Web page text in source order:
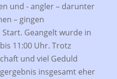
und - angler – darunter
– gingen
Geangelt wurde in
11:00 Uhr. Trotz
und viel Geduld
insgesamt eher